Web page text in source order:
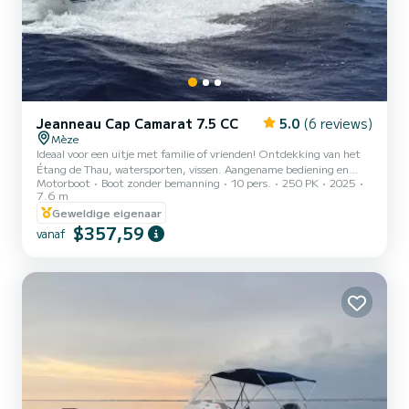
Jeanneau Cap Camarat 7.5 CC 5.0 (6 reviews)
Mèze
Ideaal voor een uitje met familie of vrienden! Ontdekking van het
Étang de Thau, watersporten, vissen. Aangename bediening en
comfortabele uitrusting, gratis parkeren ter plaatse. Ons team
staat klaar om u advies te geven over routes en zal ervoor zorgen
dat u zich op uw gemak voelt bij het besturen van deze prachtige
CAP CAMARAT 7.5 CC met een Honda Vtech-motor van 250 pk
met elektrische bediening. U kunt ervoor kiezen om onze boot per
Motorboot Boot zonder bemanning 10 pers. 250 PK
2025
7.6 m
Geweldige eigenaar
vanaf $357,59